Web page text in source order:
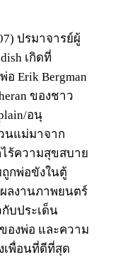
ปรมาจารย์ผู้
เกิดที่
อ Erik Bergman
ของชาว
อนุ
นแม่มาจาก
ร้ความสุขสบาย
ถูกพ่อขังในตู้
ลงานภาพยนตร์
กับประเด็น
องพ่อ และความ
เพื่อนที่ดีที่สุด